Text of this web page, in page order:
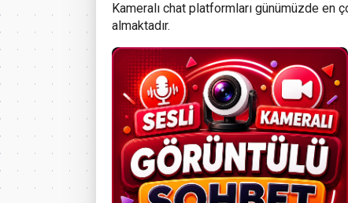
Kameralı chat platformları günümüzde en
almaktadır.